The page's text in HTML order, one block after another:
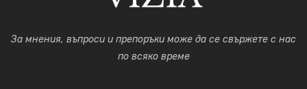
За мнения, въпроси и препоръки може да се свържете с нас
по всяко време